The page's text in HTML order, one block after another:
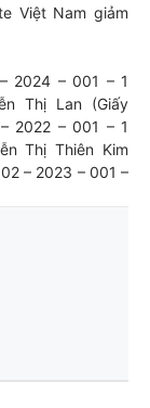
Việt Nam giảm
2024 – 001 – 1
Thị Lan (Giấy
2022 – 001 – 1
Thị Thiên Kim
– 2023 – 001 –